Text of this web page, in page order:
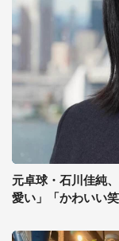
元卓球・石川佳純
愛い」「かわいい